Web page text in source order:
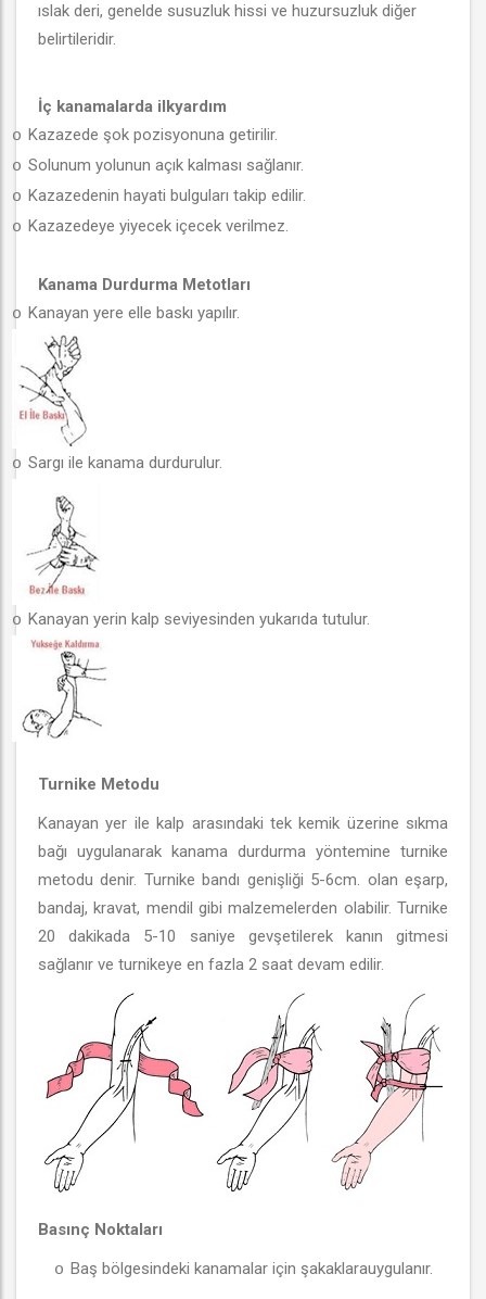
ıslak deri, genelde susuzluk hissi ve huzursuzluk diğer
belirtileridir.
İç kanamalarda ilkyardım
o Kazazede şok pozisyonuna getirilir.
o Solunum yolunun açık kalması sağlanır.
o Kazazedenin hayati bulguları takip edilir.
o Kazazedeye yiyecek içecek verilmez.
Kanama Durdurma Metotları
o Kanayan yere elle baskı yapılır.
o Sargı ile kanama durdurulur.
o Kanayan yerin kalp seviyesinden yukarıda tutulur.
Turnike Metodu
Kanayan yer ile kalp arasındaki tek kemik üzerine sıkma
bağı uygulanarak kanama durdurma yöntemine turnike
metodu denir. Turnike bandı genişliği 5-6cm. olan eşarp,
bandaj, kravat, mendil gibi malzemelerden olabilir. Turnike
20 dakikada 5-10 saniye gevşetilerek kanın gitmesi
sağlanır ve turnikeye en fazla 2 saat devam edilir.
Basınç Noktaları
o Baş bölgesindeki kanamalar için şakaklarauygulanır.